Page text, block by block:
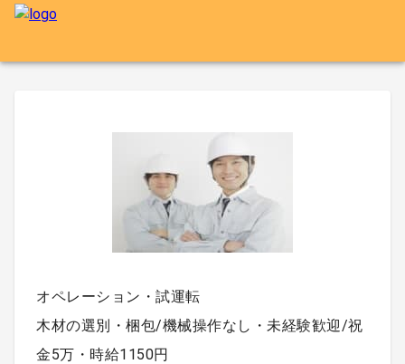
オペレーション・試運転
木材の選別・梱包/機械操作なし・未経験歓迎/祝
金5万・時給1150円